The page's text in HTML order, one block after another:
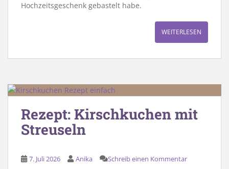
Hochzeitsgeschenk gebastelt habe.
WEITERLESEN
Rezept: Kirschkuchen mit
Streuseln
7. Juli 2026 Anika Schreib einen Kommentar